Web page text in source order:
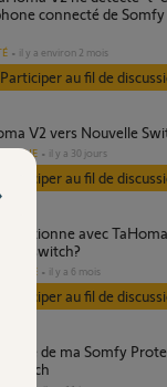
connecté de Somfy
il y a environ 2 mois
Participer au fil de
V2 vers Nouvelle
il y a 30 jours
Participer au fil de
switch?
il y a 6 mois
Participer au fil de
Switch